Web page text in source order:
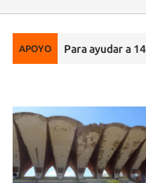
APOYO Para ayudar a